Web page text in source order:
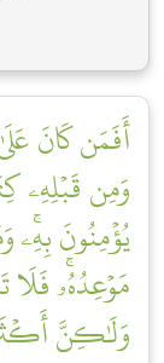
أَفَمَن كَانَ
وَمِن قَبۡلِهِۦ
يُؤۡمِنُونَ بِهِۦۚ
مَوۡعِدُهُۥۚ
وَلَٰكِنَّ أَكۡثَرَ